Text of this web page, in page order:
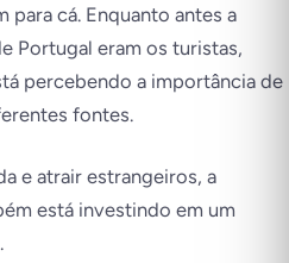
para cá. Enquanto antes a
Portugal eram os turistas,
percebendo a importância de
fontes.
e atrair estrangeiros, a
está investindo em um